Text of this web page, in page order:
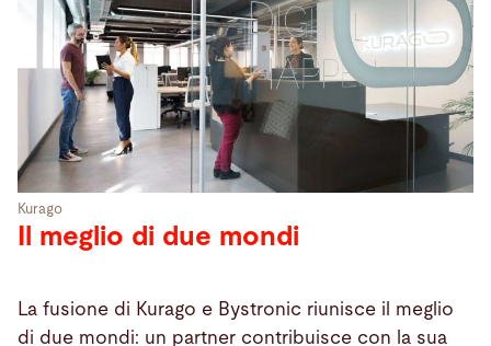
Kurago
Il meglio di due mondi
La fusione di Kurago e Bystronic riunisce il meglio
di due mondi: un partner contribuisce con la sua